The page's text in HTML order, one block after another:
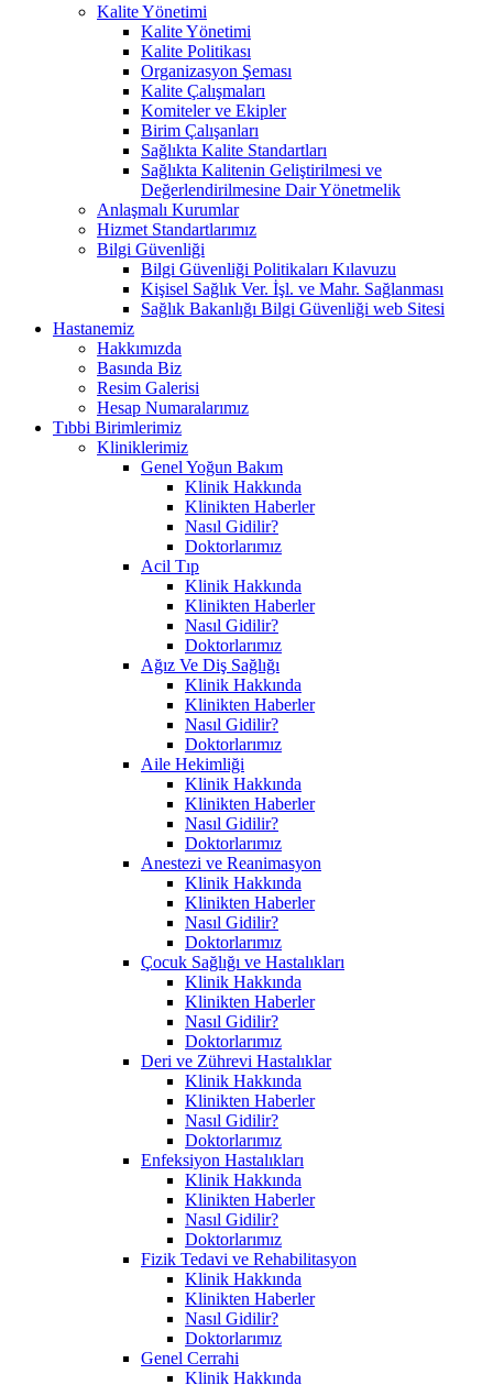
Kalite Yönetimi
Kalite Yönetimi
Kalite Politikası
Organizasyon Şeması
Kalite Çalışmaları
Komiteler ve Ekipler
Birim Çalışanları
Sağlıkta Kalite Standartları
Sağlıkta Kalitenin Geliştirilmesi ve
Değerlendirilmesine Dair Yönetmelik
Anlaşmalı Kurumlar
Hizmet Standartlarımız
Bilgi Güvenliği
Bilgi Güvenliği Politikaları Kılavuzu
Kişisel Sağlık Ver. İşl. ve Mahr. Sağlanması
Sağlık Bakanlığı Bilgi Güvenliği web Sitesi
Hastanemiz
Hakkımızda
Basında Biz
Resim Galerisi
Hesap Numaralarımız
Tıbbi Birimlerimiz
Kliniklerimiz
Genel Yoğun Bakım
Klinik Hakkında
Klinikten Haberler
Nasıl Gidilir?
Doktorlarımız
Acil Tıp
Klinik Hakkında
Klinikten Haberler
Nasıl Gidilir?
Doktorlarımız
Ağız Ve Diş Sağlığı
Klinik Hakkında
Klinikten Haberler
Nasıl Gidilir?
Doktorlarımız
Aile Hekimliği
Klinik Hakkında
Klinikten Haberler
Nasıl Gidilir?
Doktorlarımız
Anestezi ve Reanimasyon
Klinik Hakkında
Klinikten Haberler
Nasıl Gidilir?
Doktorlarımız
Çocuk Sağlığı ve Hastalıkları
Klinik Hakkında
Klinikten Haberler
Nasıl Gidilir?
Doktorlarımız
Deri ve Zührevi Hastalıklar
Klinik Hakkında
Klinikten Haberler
Nasıl Gidilir?
Doktorlarımız
Enfeksiyon Hastalıkları
Klinik Hakkında
Klinikten Haberler
Nasıl Gidilir?
Doktorlarımız
Fizik Tedavi ve Rehabilitasyon
Klinik Hakkında
Klinikten Haberler
Nasıl Gidilir?
Doktorlarımız
Genel Cerrahi
Klinik Hakkında